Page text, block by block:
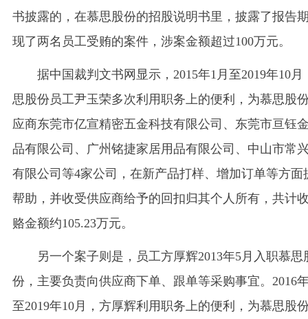
书披露的，在慕思股份的招股说明书里，披露了报告
现了两名员工受贿的案件，涉案金额超过100万元。
据中国裁判文书网显示，2015年1月至2019年10月
思股份员工尹玉荣多次利用职务上的便利，为慕思股
应商东莞市亿宣精密五金科技有限公司、东莞市亘钰
品有限公司、广州铭捷家居用品有限公司、中山市常
有限公司等4家公司，在新产品打样、增加订单等方面
帮助，并收受供应商给予的回扣归其个人所有，共计
赂金额约105.23万元。
另一个案子则是，员工方厚辉2013年5月入职慕思
份，主要负责向供应商下单、跟单等采购事宜。2016
至2019年10月，方厚辉利用职务上的便利，为慕思股